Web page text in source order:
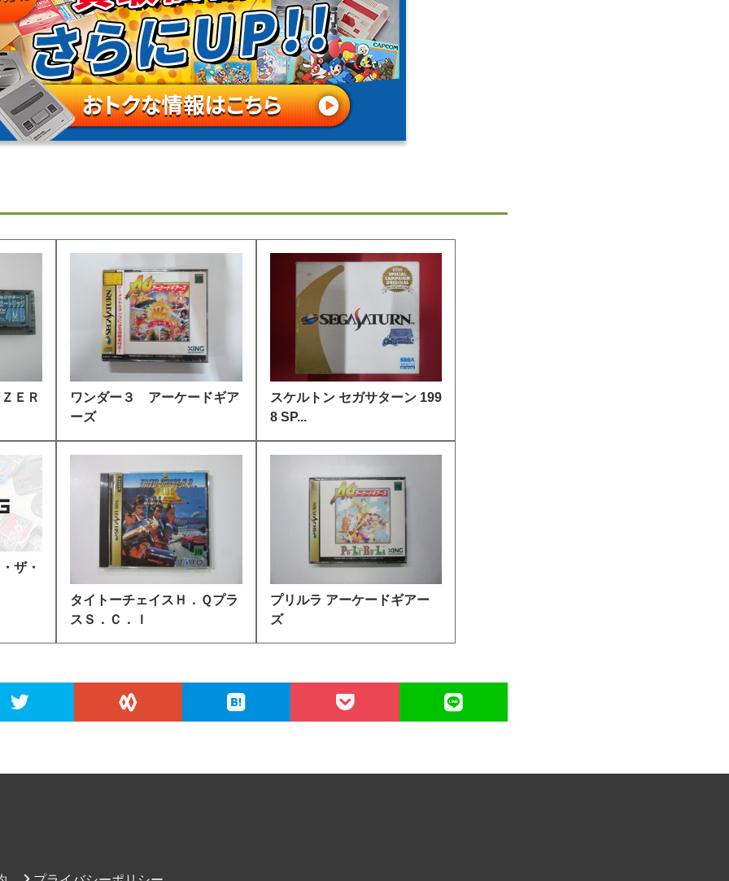
ＥＲ
ワンダー３ アーケードギア
ーズ
スケルトン セガサターン 199
8 SP...
ザ・
タイトーチェイスＨ．Ｑプラ
スＳ．Ｃ．Ｉ
プリルラ アーケードギアー
ズ